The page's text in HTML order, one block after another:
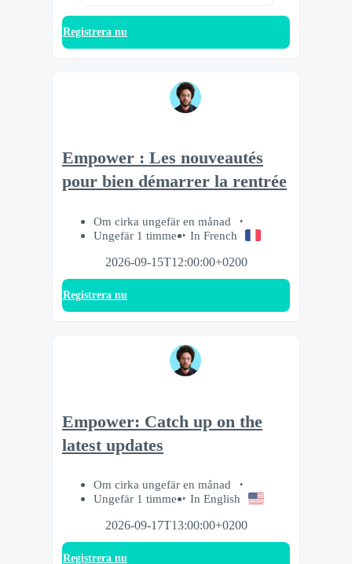
Registrera nu
Empower : Les nouveautés
pour bien démarrer la rentrée
Om cirka ungefär en månad
Ungefär 1 timme
In French
2026-09-15T12:00:00+0200
Registrera nu
Empower: Catch up on the
latest updates
Om cirka ungefär en månad
Ungefär 1 timme
In English
2026-09-17T13:00:00+0200
Registrera nu